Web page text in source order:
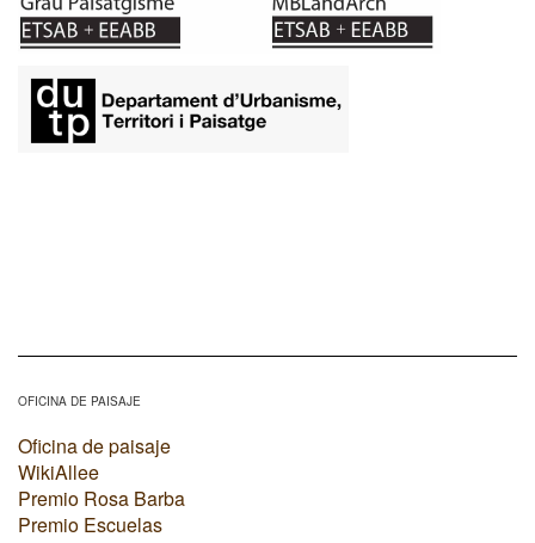
OFICINA DE PAISAJE
Oficina de paisaje
WikiAllee
Premio Rosa Barba
Premio Escuelas